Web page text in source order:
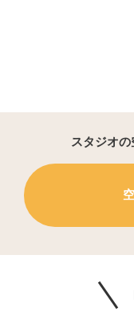
スタジオの